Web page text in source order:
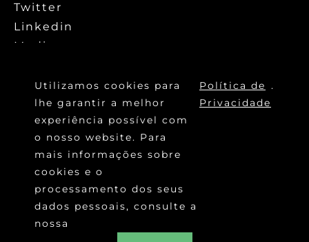
Twitter
Linkedin
Medium
2020 ©
SANTA CASA DA MISERICÓRDIA DE
POLÍTICA DE PRIVACIDADE
Utilizamos cookies para
lhe garantir a melhor
experiência possível com
o nosso website. Para
mais informações sobre
cookies e o
processamento dos seus
dados pessoais, consulte a
nossa
Política de
Privacidade
.